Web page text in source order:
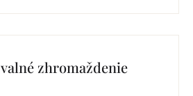
zhromaždenie